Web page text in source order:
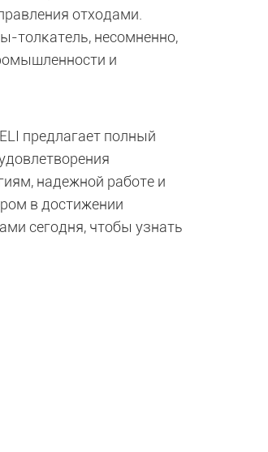
отходами.
толкатель, несомненно,
и
предлагает полный
надежной работе и
в достижении
сегодня, чтобы узнать